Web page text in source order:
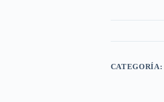
CATEGORÍA: